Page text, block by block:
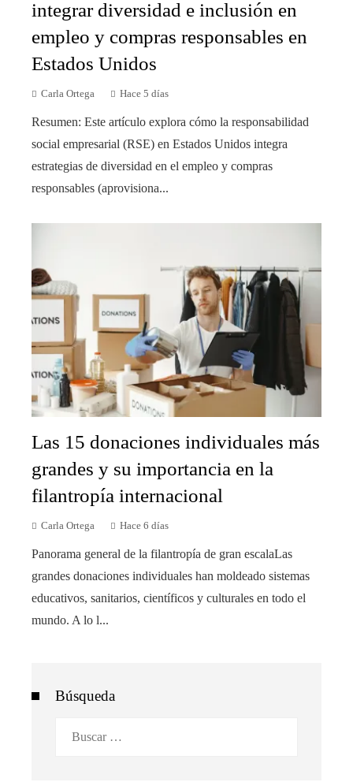
integrar diversidad e inclusión en
empleo y compras responsables en
Estados Unidos
Carla Ortega Hace 5 días
Resumen: Este artículo explora cómo la responsabilidad
social empresarial (RSE) en Estados Unidos integra
estrategias de diversidad en el empleo y compras
responsables (aprovisiona...
Las 15 donaciones individuales más
grandes y su importancia en la
filantropía internacional
Carla Ortega Hace 6 días
Panorama general de la filantropía de gran escalaLas
grandes donaciones individuales han moldeado sistemas
educativos, sanitarios, científicos y culturales en todo el
mundo. A lo l...
Búsqueda